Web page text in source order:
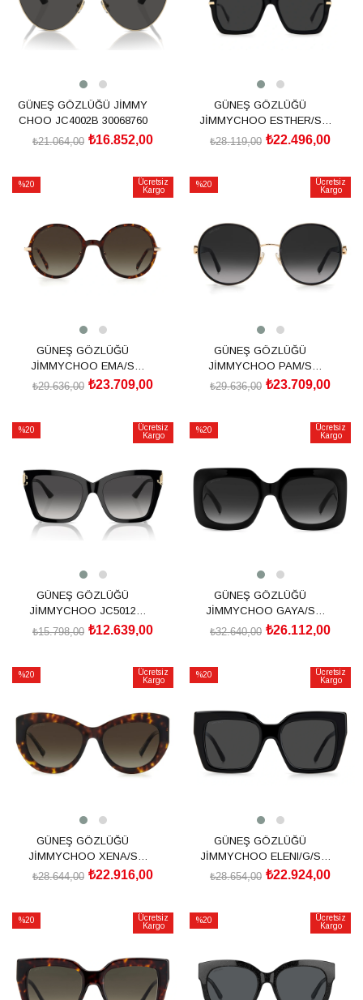
GÜNEŞ GÖZLÜĞÜ JİMMY
CHOO JC4002B 30068760
₺16.852,00
₺21.064,00
GÜNEŞ GÖZLÜĞÜ
JİMMYCHOO ESTHER/S
20526980757IR₺22.496,00
₺28.119,00
%20
Ücretsiz
Kargo
GÜNEŞ GÖZLÜĞÜ
JİMMYCHOO EMA/S
20465408655HA₺23.709,00
₺29.636,00
%20
Ücretsiz
Kargo
GÜNEŞ GÖZLÜĞÜ
JİMMYCHOO PAM/S
2042362F7579O₺23.709,00
₺29.636,00
%20
Ücretsiz
Kargo
GÜNEŞ GÖZLÜĞÜ
JİMMYCHOO JC5012
50008G54₺12.639,00
₺15.798,00
%20
Ücretsiz
Kargo
GÜNEŞ GÖZLÜĞÜ
JİMMYCHOO GAYA/S
205757807549O₺26.112,00
₺32.640,00
%20
Ücretsiz
Kargo
GÜNEŞ GÖZLÜĞÜ
JİMMYCHOO XENA/S
20526008654HA₺22.916,00
₺28.644,00
%20
Ücretsiz
Kargo
GÜNEŞ GÖZLÜĞÜ
JİMMYCHOO ELENI/G/S
20423280753IR₺22.924,00
₺28.654,00
%20
Ücretsiz
Kargo
%20
Ücretsiz
Kargo